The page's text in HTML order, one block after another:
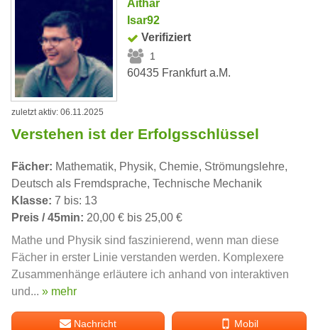
Aithar
Isar92
Verifiziert
1
60435 Frankfurt a.M.
zuletzt aktiv: 06.11.2025
Verstehen ist der Erfolgsschlüssel
Fächer: Mathematik, Physik, Chemie, Strömungslehre,
Deutsch als Fremdsprache, Technische Mechanik
Klasse: 7 bis: 13
Preis / 45min: 20,00 € bis 25,00 €
Mathe und Physik sind faszinierend, wenn man diese
Fächer in erster Linie verstanden werden. Komplexere
Zusammenhänge erläutere ich anhand von interaktiven
und... » mehr
Nachricht Mobil